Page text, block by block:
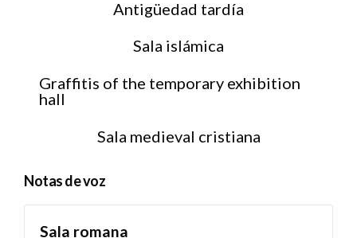
Antigüedad tardía
Sala islámica
Graffitis of the temporary exhibition
hall
Sala medieval cristiana
Notas de voz
Sala romana